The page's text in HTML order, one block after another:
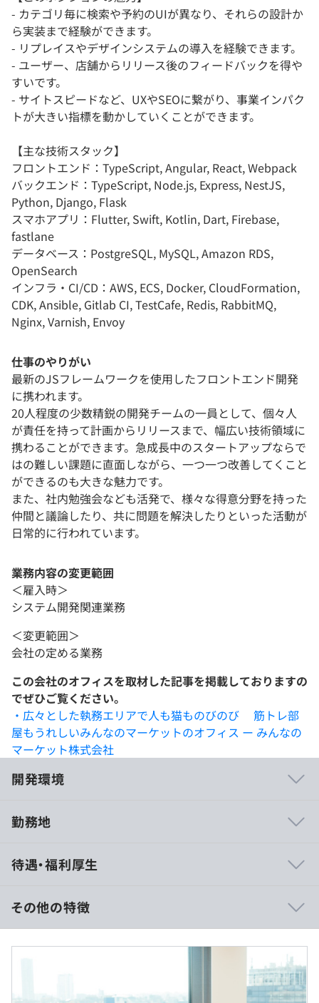
- カテゴリ毎に検索や予約のUIが異なり、それらの設計か
ら実装まで経験ができます。
- リプレイスやデザインシステムの導入を経験できます。
- ユーザー、店舗からリリース後のフィードバックを得や
すいです。
- サイトスピードなど、UXやSEOに繋がり、事業インパク
トが大きい指標を動かしていくことができます。
【主な技術スタック】
フロントエンド：TypeScript, Angular, React, Webpack
バックエンド：TypeScript, Node.js, Express, NestJS,
Python, Django, Flask
スマホアプリ：Flutter, Swift, Kotlin, Dart, Firebase,
fastlane
データベース：PostgreSQL, MySQL, Amazon RDS,
OpenSearch
インフラ・CI/CD：AWS, ECS, Docker, CloudFormation,
CDK, Ansible, Gitlab CI, TestCafe, Redis, RabbitMQ,
Nginx, Varnish, Envoy
仕事のやりがい
最新のJSフレームワークを使用したフロントエンド開発
に携われます。
20人程度の少数精鋭の開発チームの一員として、個々人
が責任を持って計画からリリースまで、幅広い技術領域に
携わることができます。急成長中のスタートアップならで
はの難しい課題に直面しながら、一つ一つ改善してくこと
ができるのも大きな魅力です。
また、社内勉強会なども活発で、様々な得意分野を持った
仲間と議論したり、共に問題を解決したりといった活動が
日常的に行われています。
業務内容の変更範囲
＜雇入時＞
システム開発関連業務
＜変更範囲＞
会社の定める業務
この会社のオフィスを取材した記事を掲載しておりますの
でぜひご覧ください。
・広々とした執務エリアで人も猫ものびのび 筋トレ部
屋もうれしいみんなのマーケットのオフィス ー みんなの
マーケット株式会社
開発環境
・チーム全員で考える課題解決
ます。プロダクトマネージャーだけでなく、エンジニア、
デザイナー、インフラのメンバー全員が、自分のメインの
仕事をするだけでなく一緒にプロダクトのUXを考えて、
どうすれば課題を最適に解決できるかを考えながら開発を
勤務地
待遇・福利厚生
月給500,000円〜750,000円
■月給内訳
500,000円（時間外手当130,050円（45h）含む）
750,000円（時間外手当195,075円（45h）含む）
その他の特徴